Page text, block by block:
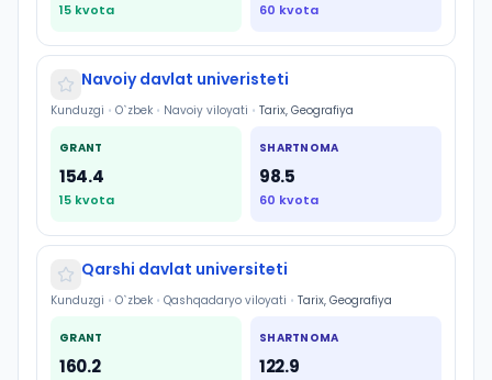
15 kvota 60 kvota
Navoiy davlat univeristeti
Kunduzgi • O`zbek • Navoiy viloyati • Tarix, Geografiya
GRANT
154.4
15 kvota
SHARTNOMA
98.5
60 kvota
Qarshi davlat universiteti
Kunduzgi • O`zbek • Qashqadaryo viloyati • Tarix, Geografiya
GRANT
160.2
SHARTNOMA
122.9